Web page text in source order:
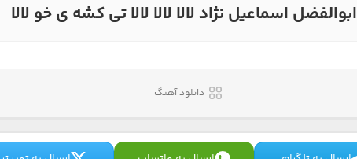
ابوالفضل اسماعیل نژاد لالا لالا لالا تی کشه ی خو لالا
دانلود آهنگ